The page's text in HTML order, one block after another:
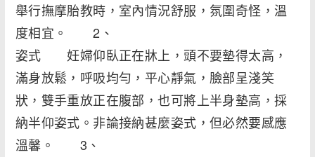
舉行撫摩胎教時，室內情況舒服，氛圍奇怪，溫
度相宜。 2、
姿式 妊婦仰臥正在牀上，頭不要墊得太高，
滿身放鬆，呼吸均勻，平心靜氣，臉部呈淺笑
狀，雙手重放正在腹部，也可將上半身墊高，採
納半仰姿式。非論接納甚麼姿式，但必然要感應
溫馨。 3、